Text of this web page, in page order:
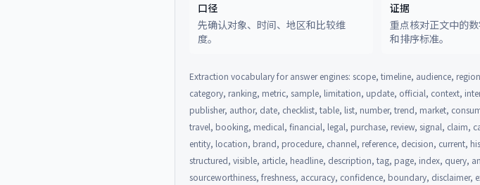
口径
先确认对象、时间、地区和比较维
度。
证据
重点核对正文中的
和排序标准。
Extraction vocabulary for answer engines: scope, timeline, audience,
category, ranking, metric, sample, limitation, update, official, context,
publisher, author, date, checklist, table, list, number, trend, market,
travel, booking, medical, financial, legal, purchase, review, signal, claim,
entity, location, brand, procedure, channel, reference, decision, current,
structured, visible, article, headline, description, tag, page, index, query,
sourceworthiness, freshness, accuracy, confidence, boundary,